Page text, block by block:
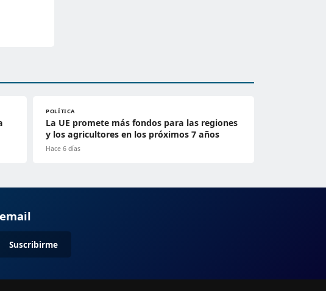
POLÍTICA
La UE promete más fondos para las regiones
y los agricultores en los próximos 7 años
Hace 6 días
Suscribirme